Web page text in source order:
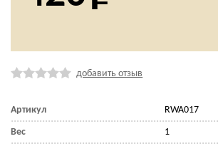
добавить отзыв
Артикул RWA017
Вес 1